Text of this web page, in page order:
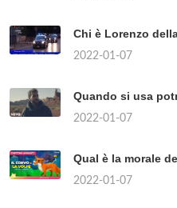
Chi è Lorenzo
2022-01-07
Quando si usa
2022-01-07
Qual è la morale
2022-01-07